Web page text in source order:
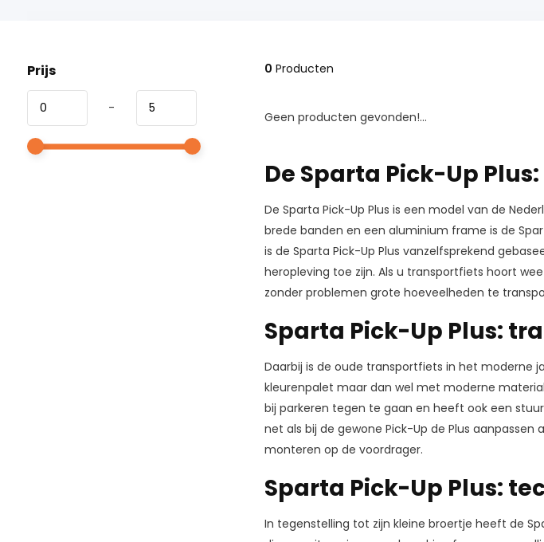
Prijs
-
0 Producten
Geen producten gevonden!...
De Sparta Pick-Up
De Sparta Pick-Up Plus is een model van de
brede banden en een aluminium frame is de
is de Sparta Pick-Up Plus vanzelfsprekend
heropleving toe zijn. Als u transportfiets hoort
zonder problemen grote hoeveelheden te
Sparta Pick-Up Plus:
Daarbij is de oude transportfiets in het moderne
kleurenpalet maar dan wel met moderne
bij parkeren tegen te gaan en heeft ook een
net als bij de gewone Pick-Up de Plus
monteren op de voordrager.
Sparta Pick-Up Plus:
In tegenstelling tot zijn kleine broertje heeft de